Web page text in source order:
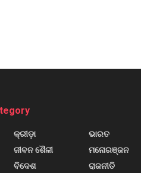
କ୍ରୀଡ଼ା
ଜୀବନ ଶୈଳୀ
ବିଦେଶ
ଭାରତ
ମନୋରଞ୍ଜନ
ରାଜନୀତି